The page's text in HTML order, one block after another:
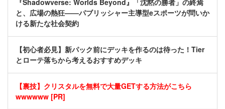
『Shadowverse: Worlds Beyond』「沈黙の勝者」の終焉
と、広場の熱狂——パブリッシャー主導型eスポーツが問いか
ける新たな社会契約
【初心者必見】新パック前にデッキを作るのは待った！Tier
とローテ落ちから考えるおすすめデッキ
【裏技】クリスタルを無料で大量GETする方法がこちら
wwwwww [PR]